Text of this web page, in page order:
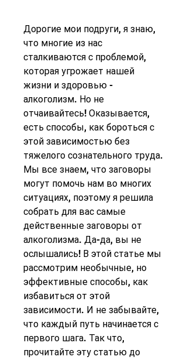
Дорогие мои подруги, я знаю,
что многие из нас
сталкиваются с проблемой,
которая угрожает нашей
жизни и здоровью -
алкоголизм. Но не
отчаивайтесь! Оказывается,
есть способы, как бороться с
этой зависимостью без
тяжелого сознательного труда.
Мы все знаем, что заговоры
могут помочь нам во многих
ситуациях, поэтому я решила
собрать для вас самые
действенные заговоры от
алкоголизма. Да-да, вы не
ослышались! В этой статье мы
рассмотрим необычные, но
эффективные способы, как
избавиться от этой
зависимости. И не забывайте,
что каждый путь начинается с
первого шага. Так что,
прочитайте эту статью до